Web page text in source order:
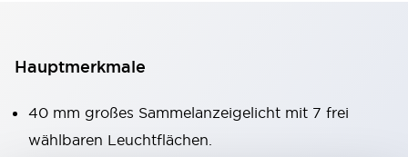
Hauptmerkmale
40 mm großes Sammelanzeigelicht mit 7 frei
wählbaren Leuchtflächen.